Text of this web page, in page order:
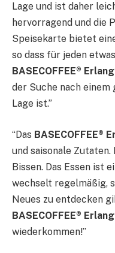
Lage und ist daher
hervorragend und die
Speisekarte bietet
so dass für jeden
BASECOFFEE®
der Suche nach
Lage ist.”
“Das BASECOFFEE®
und saisonale
Bissen. Das Essen ist
wechselt regelmäßig,
Neues zu entdecken
BASECOFFEE®
wiederkommen!”